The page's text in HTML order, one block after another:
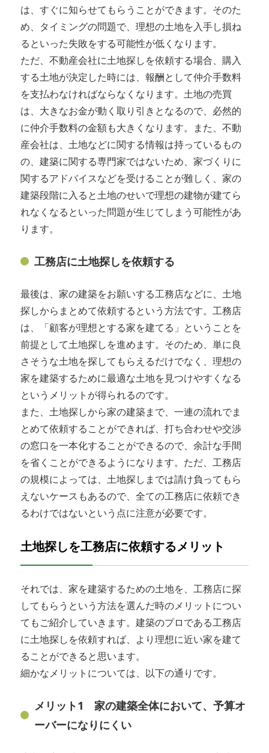
は、すぐに知らせてもらうことができます。そのた
め、タイミングの問題で、理想の土地を入手し損ね
るといった失敗をする可能性が低くなります。
ただ、不動産会社に土地探しを依頼する場合、購入
する土地が決定した時には、報酬として仲介手数料
を支払わなければならなくなります。土地の売買
は、大きなお金が動く取り引きとなるので、必然的
に仲介手数料の金額も大きくなります。また、不動
産会社は、土地などに関する情報は持っているもの
の、建築に関する専門家ではないため、家づくりに
関するアドバイスなどを受けることが難しく、家の
建築段階に入ると土地のせいで理想の建物が建てら
れなくなるといった問題が生じてしまう可能性があ
ります。
工務店に土地探しを依頼する
最後は、家の建築をお願いする工務店などに、土地
探しからまとめて依頼するという方法です。工務店
は、「顧客が理想とする家を建てる」ということを
前提として土地探しを進めます。そのため、単に良
さそうな土地を探してもらえるだけでなく、理想の
家を建築するために最適な土地を見つけやすくなる
というメリットが得られるのです。
また、土地探しから家の建築まで、一連の流れでま
とめて依頼することができれば、打ち合わせや交渉
の窓口を一本化することができるので、余計な手間
を省くことができるようになります。ただ、工務店
の規模によっては、土地探しまでは請け負ってもら
えないケースもあるので、全ての工務店に依頼でき
るわけではないという点に注意が必要です。
土地探しを工務店に依頼するメリット
それでは、家を建築するための土地を、工務店に探
してもらうという方法を選んだ時のメリットについ
てもご紹介していきます。建築のプロである工務店
に土地探しを依頼すれば、より理想に近い家を建て
ることができると思います。
細かなメリットについては、以下の通りです。
メリット1 家の建築全体において、予算オ
ーバーになりにくい